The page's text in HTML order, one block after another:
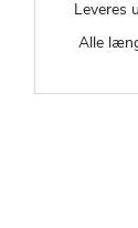
Leveres
Alle